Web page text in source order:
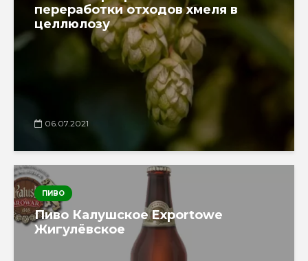
переработки отходов хмеля в
целлюлозу
06.07.2021
ПИВО
Пиво Калушское Exportowe
Жигулёвское